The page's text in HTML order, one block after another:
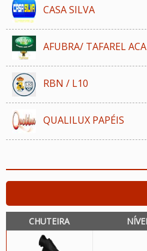
CASA SILVA
AFUBRA/ TAFAREL
RBN / L10
QUALILUX PAPÉIS
CHUTEIRA